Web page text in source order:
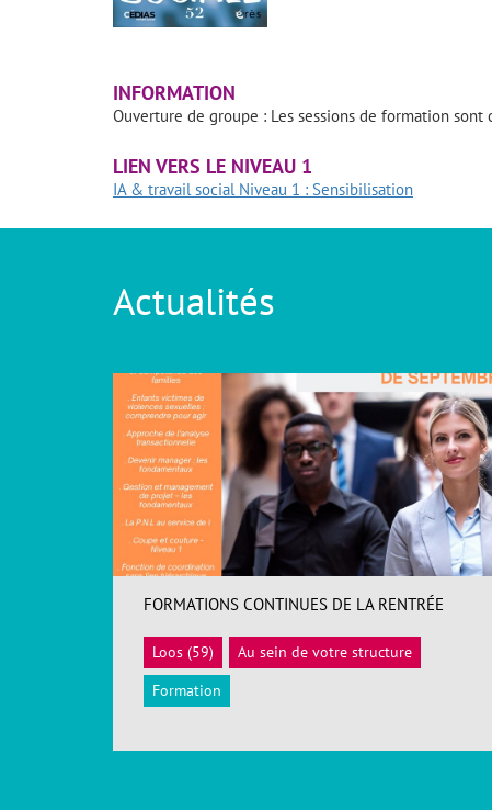
INFORMATION
Ouverture de groupe : Les sessions de formation
LIEN VERS LE NIVEAU 1
IA & travail social Niveau 1 : Sensibilisation
Actualités
ACCÉDER
FORMATIONS CONTINUES DE LA RENTRÉE
Loos (59)
Au sein de votre structure
Formation